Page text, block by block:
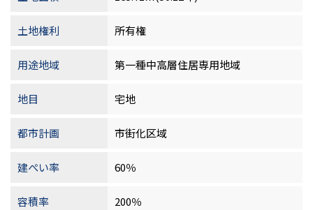
土地権利 所有権
用途地域 第一種中高層住居専用地域
地目 宅地
都市計画 市街化区域
建ぺい率 60％
容積率 200％